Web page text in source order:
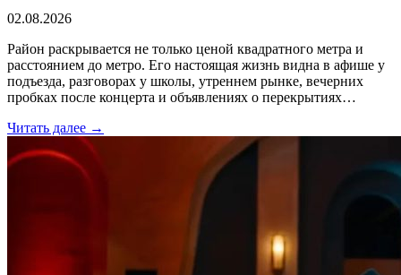
02.08.2026
Район раскрывается не только ценой квадратного метра и
расстоянием до метро. Его настоящая жизнь видна в афише у
подъезда, разговорах у школы, утреннем рынке, вечерних
пробках после концерта и объявлениях о перекрытиях…
Читать далее →